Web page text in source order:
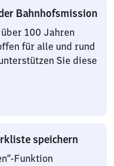
Bahnhofsmission
100 Jahren
für alle und rund
Sie diese
speichern
Funktion